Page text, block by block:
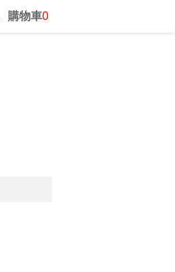
購物車0